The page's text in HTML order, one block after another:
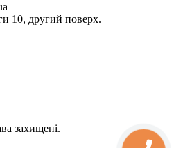
10, другий поверх.
захищені.